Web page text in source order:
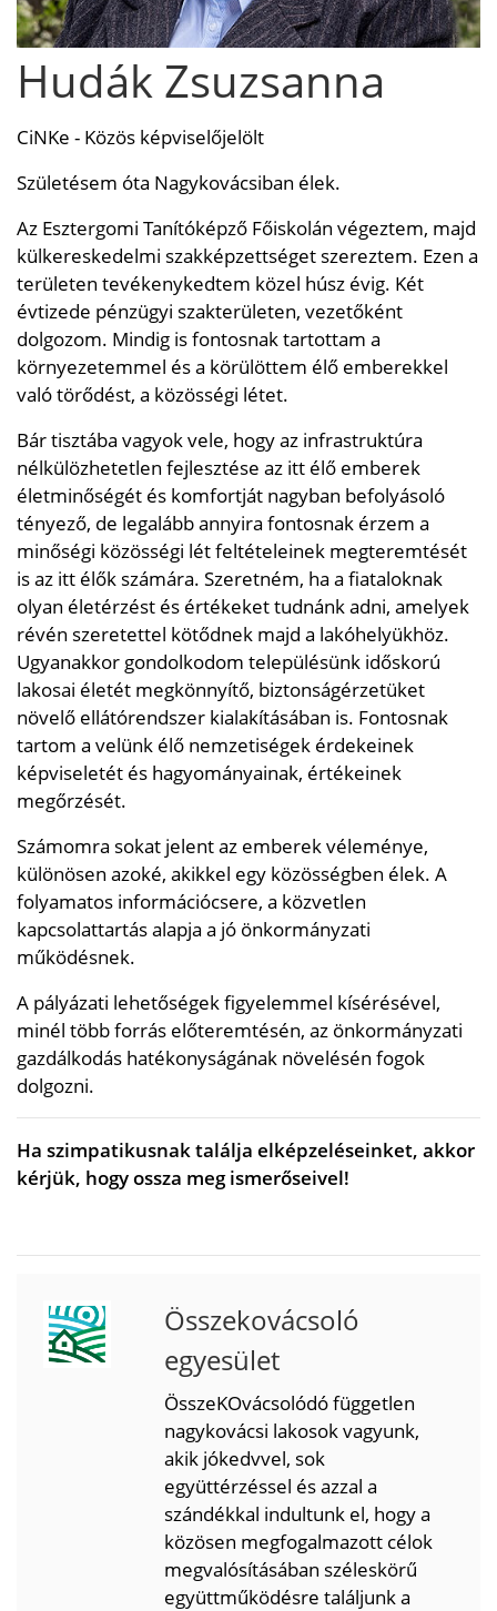
Hudák Zsuzsanna
CiNKe - Közös képviselőjelölt
Születésem óta Nagykovácsiban élek.
Az Esztergomi Tanítóképző Főiskolán végeztem, majd
külkereskedelmi szakképzettséget szereztem. Ezen a
területen tevékenykedtem közel húsz évig. Két
évtizede pénzügyi szakterületen, vezetőként
dolgozom. Mindig is fontosnak tartottam a
környezetemmel és a körülöttem élő emberekkel
való törődést, a közösségi létet.
Bár tisztába vagyok vele, hogy az infrastruktúra
nélkülözhetetlen fejlesztése az itt élő emberek
életminőségét és komfortját nagyban befolyásoló
tényező, de legalább annyira fontosnak érzem a
minőségi közösségi lét feltételeinek megteremtését
is az itt élők számára. Szeretném, ha a fiataloknak
olyan életérzést és értékeket tudnánk adni, amelyek
révén szeretettel kötődnek majd a lakóhelyükhöz.
Ugyanakkor gondolkodom településünk időskorú
lakosai életét megkönnyítő, biztonságérzetüket
növelő ellátórendszer kialakításában is. Fontosnak
tartom a velünk élő nemzetiségek érdekeinek
képviseletét és hagyományainak, értékeinek
megőrzését.
Számomra sokat jelent az emberek véleménye,
különösen azoké, akikkel egy közösségben élek. A
folyamatos információcsere, a közvetlen
kapcsolattartás alapja a jó önkormányzati
működésnek.
A pályázati lehetőségek figyelemmel kísérésével,
minél több forrás előteremtésén, az önkormányzati
gazdálkodás hatékonyságának növelésén fogok
dolgozni.
Ha szimpatikusnak találja elképzeléseinket, akkor
kérjük, hogy ossza meg ismerőseivel!
Összekovácsoló
egyesület
ÖsszeKOvácsolódó független
nagykovácsi lakosok vagyunk,
akik jókedvvel, sok
együttérzéssel és azzal a
szándékkal indultunk el, hogy a
közösen megfogalmazott célok
megvalósításában széleskörű
együttműködésre találjunk a